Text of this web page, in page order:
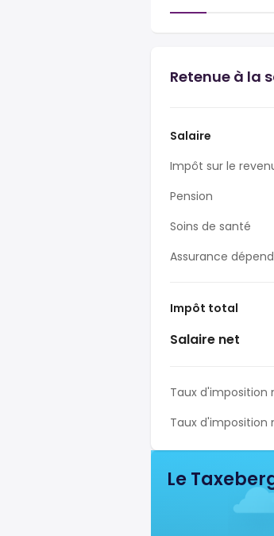
Retenue à la
Salaire
Impôt sur le
Pension
Soins de santé
Assurance
Impôt total
Salaire net
Taux d'imposition
Taux d'imposition
Le